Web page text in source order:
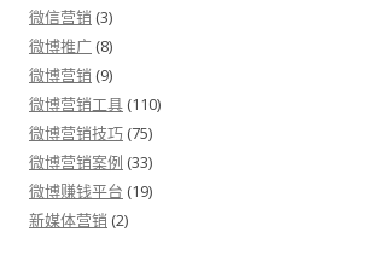
微信营销 (3)
微博推广 (8)
微博营销 (9)
微博营销工具 (110)
微博营销技巧 (75)
微博营销案例 (33)
微博赚钱平台 (19)
新媒体营销 (2)